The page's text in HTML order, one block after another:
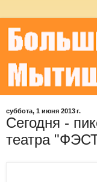
суббота, 1 июня 2013 г.
Сегодня -
театра